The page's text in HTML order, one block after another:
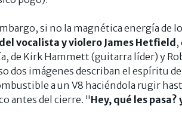
si no la magnética energía de
vocalista y violero James Hetfield,
de Kirk Hammett (guitarra líder) y
dos imágenes describan el espíritu
a un V8 haciéndola rugir
antes del cierre. "Hey, qué les